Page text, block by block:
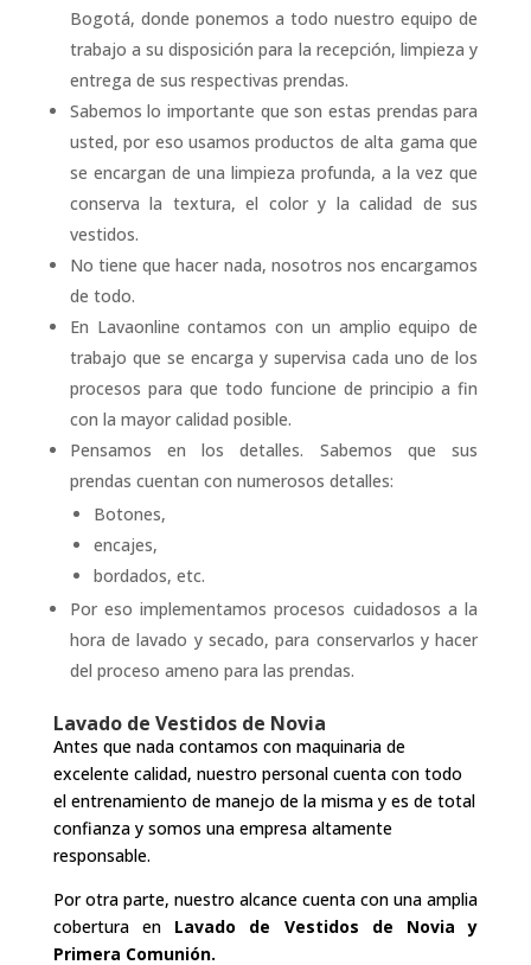
Bogotá, donde ponemos a todo nuestro equipo de
trabajo a su disposición para la recepción, limpieza y
entrega de sus respectivas prendas.
Sabemos lo importante que son estas prendas para
usted, por eso usamos productos de alta gama que
se encargan de una limpieza profunda, a la vez que
conserva la textura, el color y la calidad de sus
vestidos.
No tiene que hacer nada, nosotros nos encargamos
de todo.
En Lavaonline contamos con un amplio equipo de
trabajo que se encarga y supervisa cada uno de los
procesos para que todo funcione de principio a fin
con la mayor calidad posible.
Pensamos en los detalles. Sabemos que sus
prendas cuentan con numerosos detalles:
Botones,
encajes,
bordados, etc.
Por eso implementamos procesos cuidadosos a la
hora de lavado y secado, para conservarlos y hacer
del proceso ameno para las prendas.
Lavado de Vestidos de Novia
Antes que nada contamos con maquinaria de
excelente calidad, nuestro personal cuenta con todo
el entrenamiento de manejo de la misma y es de total
confianza y somos una empresa altamente
responsable.
Por otra parte, nuestro alcance cuenta con una amplia
cobertura en Lavado de Vestidos de Novia y
Primera Comunión.